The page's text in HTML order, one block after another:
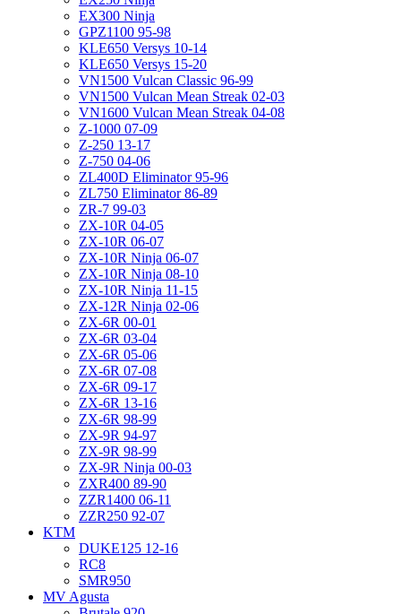
EX300 Ninja
GPZ1100 95-98
KLE650 Versys 10-14
KLE650 Versys 15-20
VN1500 Vulcan Classic 96-99
VN1500 Vulcan Mean Streak 02-03
VN1600 Vulcan Mean Streak 04-08
Z-1000 07-09
Z-250 13-17
Z-750 04-06
ZL400D Eliminator 95-96
ZL750 Eliminator 86-89
ZR-7 99-03
ZX-10R 04-05
ZX-10R 06-07
ZX-10R Ninja 06-07
ZX-10R Ninja 08-10
ZX-10R Ninja 11-15
ZX-12R Ninja 02-06
ZX-6R 00-01
ZX-6R 03-04
ZX-6R 05-06
ZX-6R 07-08
ZX-6R 09-17
ZX-6R 13-16
ZX-6R 98-99
ZX-9R 94-97
ZX-9R 98-99
ZX-9R Ninja 00-03
ZXR400 89-90
ZZR1400 06-11
ZZR250 92-07
KTM
DUKE125 12-16
RC8
SMR950
MV Agusta